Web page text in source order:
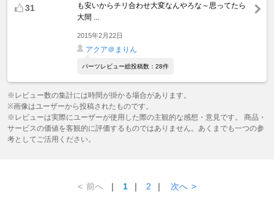
31
も安いからチリ合わせ大変なんやろな～思ってたら
大間 ...
2015年2月22日
アクア＠まりん
パーツレビュー総投稿数：28件
※レビュー数の集計には時間が掛かる場合があります。
※画像はユーザーから投稿されたものです。
※レビューは実際にユーザーが使用した際の主観的な感想・意見です。 商品・
サービスの価値を客観的に評価するものではありません。あくまでも一つの参
考としてご活用ください。
< 前へ ｜ 1 ｜ 2 ｜ 次へ >